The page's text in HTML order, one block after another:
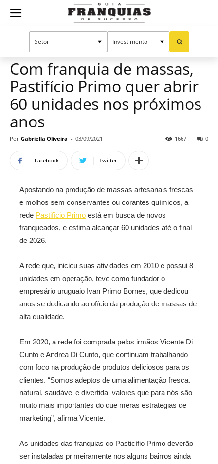
Guia
Sucesso
Mercado de franquias
Com franquia de massas,
Pastifício Primo quer abrir
60 unidades nos próximos
anos
Por Gabriella Oliveira - 03/09/2021 0
1667
Facebook Twitter
Apostando na produção de massas artesanais frescas
e molhos sem conservantes ou corantes químicos, a
rede Pastifício Primo está em busca de novos
franqueados, e estima alcançar 60 unidades até o final
de 2026.
A rede que, iniciou suas atividades em 2010 e possui 8
unidades em operação, teve como fundador o
empresário uruguaio Ivan Primo Bornes, que dedicou
anos se dedicando ao ofício da produção de massas de
alta qualidade.
Em 2020, a rede foi comprada pelos irmãos Vicente Di
Cunto e Andrea Di Cunto, que continuam trabalhando
com foco na produção de produtos deliciosos para os
clientes. “Somos adeptos de uma alimentação fresca,
natural, saudável e divertida, valores que para nós são
muito mais importantes do que meras estratégias de
marketing”, afirma Vicente.
As unidades das franquias do Pasticífio Primo deverão
ser instaladas primeiramente nos alguns bairros ainda